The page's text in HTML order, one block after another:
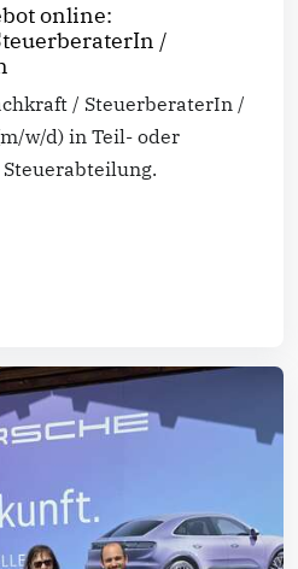
online:
/
/ SteuerberaterIn /
w/d) in Teil- oder